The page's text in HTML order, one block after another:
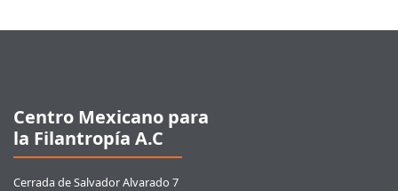
Centro Mexicano para
la Filantropía A.C
Cerrada de Salvador Alvarado 7